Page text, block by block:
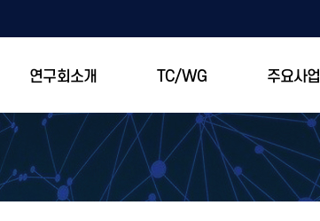
연구회소개 TC/WG 주요사업